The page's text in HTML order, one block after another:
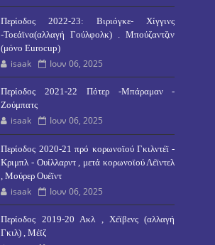
Περίοδος 2022-23: Βιριόγκε- Χίγγινς
-Τοεάϊνα(αλλαγή Γούλφολκ) . Μπούζαντζιν
(μόνο Eurocup)
isaak Ιουν 06, 2025
Περίοδος 2021-22 Πότερ -Μπάραμαν -
Ζούμπατς
isaak Ιουν 06, 2025
Περίοδος 2020-21 πρό κορωνοϊού Γκιλντέϊ -
Κριμπλ - Ουίλλαρντ , μετά κορωνοϊού Λέϊντελ
, Μούρερ Ουέϊντ
isaak Ιουν 06, 2025
Περίοδος 2019-20 Ακλ , Χέϊβενς (αλλαγή
Γκιλ) , Μέϊζ